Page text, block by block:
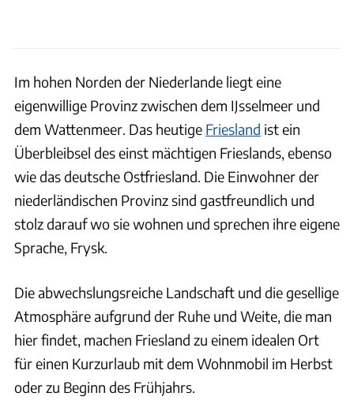
Im hohen Norden der Niederlande liegt eine
eigenwillige Provinz zwischen dem IJsselmeer und
dem Wattenmeer. Das heutige Friesland ist ein
Überbleibsel des einst mächtigen Frieslands, ebenso
wie das deutsche Ostfriesland. Die Einwohner der
niederländischen Provinz sind gastfreundlich und
stolz darauf wo sie wohnen und sprechen ihre eigene
Sprache, Frysk.
Die abwechslungsreiche Landschaft und die gesellige
Atmosphäre aufgrund der Ruhe und Weite, die man
hier findet, machen Friesland zu einem idealen Ort
für einen Kurzurlaub mit dem Wohnmobil im Herbst
oder zu Beginn des Frühjahrs.